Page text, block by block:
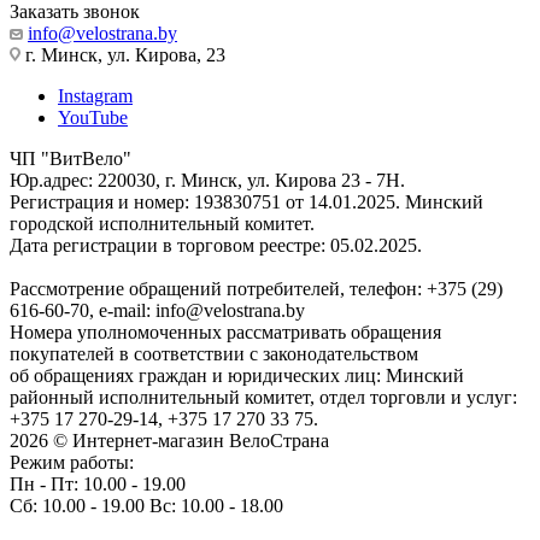
Заказать звонок
info@velostrana.by
г. Минск, ул. Кирова, 23
Instagram
YouTube
ЧП "ВитВело"
Юр.адрес: 220030, г. Минск, ул. Кирова 23 - 7Н.
Регистрация и номер: 193830751 от 14.01.2025. Минский
городской исполнительный комитет.
Дата регистрации в торговом реестре: 05.02.2025.
Рассмотрение обращений потребителей, телефон: +375 (29)
616-60-70, e-mail: info@velostrana.by
Номера уполномоченных рассматривать обращения
покупателей в соответствии с законодательством
об обращениях граждан и юридических лиц: Минский
районный исполнительный комитет, отдел торговли и услуг:
+375 17 270-29-14, +375 17 270 33 75.
2026 © Интернет-магазин ВелоСтрана
Режим работы:
Пн - Пт: 10.00 - 19.00
Сб: 10.00 - 19.00 Вс: 10.00 - 18.00